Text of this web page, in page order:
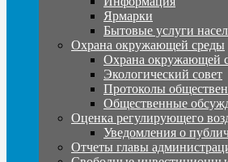
Ярмарки
Бытовые услуги
Охрана окружающей среды
Охрана окружающей
Экологический совет
Протоколы
Общественные
Оценка регулирующего
Уведомления о
Отчеты главы